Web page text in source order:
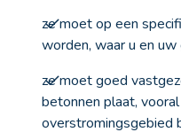
ze moet op een
worden, waar u en
ze moet goed
betonnen plaat, vooral
overstromingsgebied